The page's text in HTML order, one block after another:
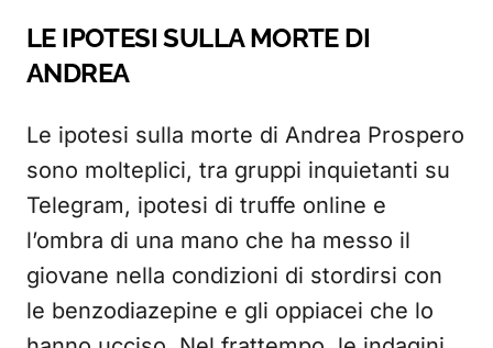
LE IPOTESI SULLA MORTE DI
ANDREA
Le ipotesi sulla morte di Andrea Prospero
sono molteplici, tra gruppi inquietanti su
Telegram, ipotesi di truffe online e
l’ombra di una mano che ha messo il
giovane nella condizioni di stordirsi con
le benzodiazepine e gli oppiacei che lo